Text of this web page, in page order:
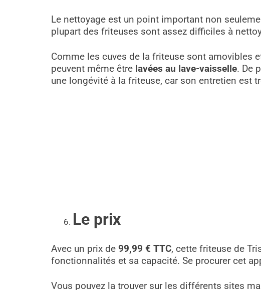
Le nettoyage est un point important non
plupart des friteuses sont assez difficiles à
Comme les cuves de la friteuse sont amovibles
peuvent même être lavées au lave-vaisselle. De
une longévité à la friteuse, car son entretien est
Le prix
Avec un prix de 99,99 € TTC, cette friteuse de
fonctionnalités et sa capacité. Se procurer cet
Vous pouvez la trouver sur les différents sites